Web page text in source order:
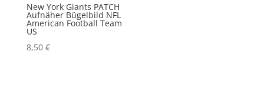
New York Giants PATCH
Aufnäher Bügelbild NFL
American Football Team
US
8,50 €